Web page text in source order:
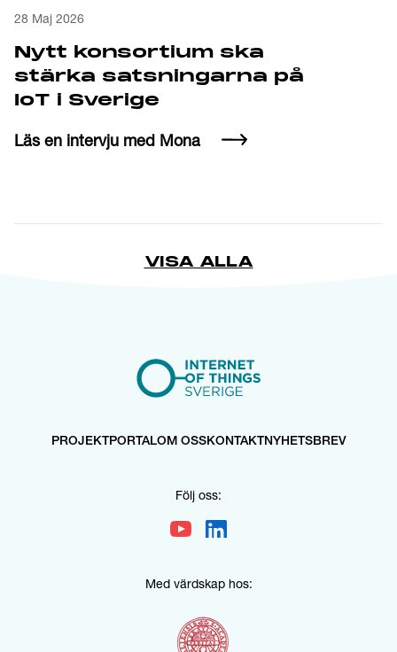
28 Maj 2026
Nytt konsortium ska
stärka satsningarna på
IoT i Sverige
Läs en intervju med Mona
VISA ALLA
PROJEKTPORTALOM OSSKONTAKT NYHETSBREV
Följ oss:
Med värdskap hos: